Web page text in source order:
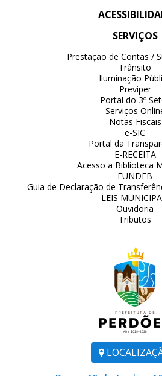
SERVIÇOS
Prestação de Contas /
Trânsito
Iluminação
Previper
Portal do 3º
Serviços
Notas Fiscais
e-SIC
Portal da
E-RECEITA
Acesso a Biblioteca
FUNDEB
Guia de Declaração de
LEIS
Ouvidoria
Tributos